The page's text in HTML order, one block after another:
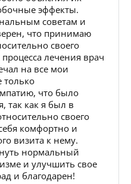
эффекты.
советам и
что принимаю
своего
лечения врач
на все мои
только
что было
так как я был в
своего
комфортно и
визита к нему.
нормальный
и улучшить свое
и благодарен!